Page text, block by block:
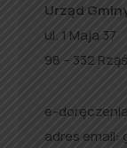
Urząd
ul. 1 Maja 37
98 – 332
e-
adres email: